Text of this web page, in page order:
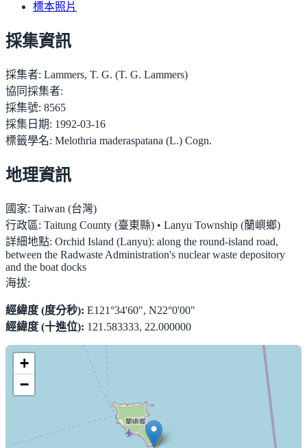
標本照片
採集資訊
採集者: Lammers, T. G. (T. G. Lammers)
協同採集者:
採集號: 8565
採集日期: 1992-03-16
標籤學名: Melothria maderaspatana (L.) Cogn.
地理資訊
國家: Taiwan (台灣)
行政區: Taitung County (臺東縣) • Lanyu Township (蘭嶼鄉)
詳細地點: Orchid Island (Lanyu): along the round-island road,
between the Radwaste Administration's nuclear waste depository
and the boat docks
海拔:
經緯度 (度分秒): E121°34'60", N22°0'00"
經緯度 (十進位): 121.583333, 22.000000
+
−